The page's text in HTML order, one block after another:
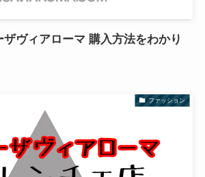
ザヴィアローマ 購入方法をわかり
ファッション